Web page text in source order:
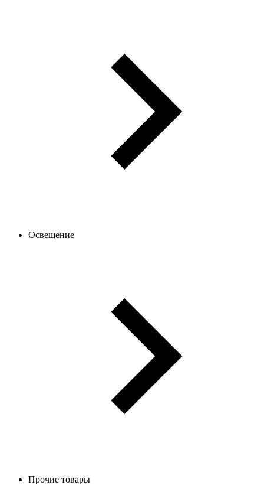
Освещение
Прочие товары